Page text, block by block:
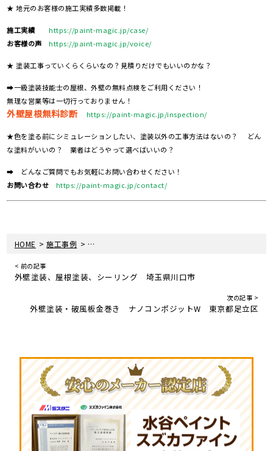
★ 地元のお客様の施工実績多数掲載！
施工実績
https://paint-magic.jp/case/
お客様の声
https://paint-magic.jp/voice/
★ 塗装工事っていくらくらいなの？見積りだけでもいいのかな？
➡一級塗装技能士の屋根、外壁の無料点検をご利用ください！
無理な営業等は一切行っておりません！
外壁屋根無料診断 https://paint-magic.jp/inspection/
★色を塗る前にシミュレーションしたい、塗装以外の工事方法はないの？ どん
な塗料がいいの？ 業者はどうやって選べばいいの？
➡ どんなご質問でもお気軽にお問い合わせください！
お問い合わせ
https://paint-magic.jp/contact/
HOME >施工事例 > 外壁塗装・付帯部塗装 超低汚染リファイン 埼玉県
< 前の記事
外壁塗装、屋根塗装、シーリング 埼玉県川口市
次の記事 >
外壁塗装・破風板金巻き ナノコンポジットW 東京都足立区